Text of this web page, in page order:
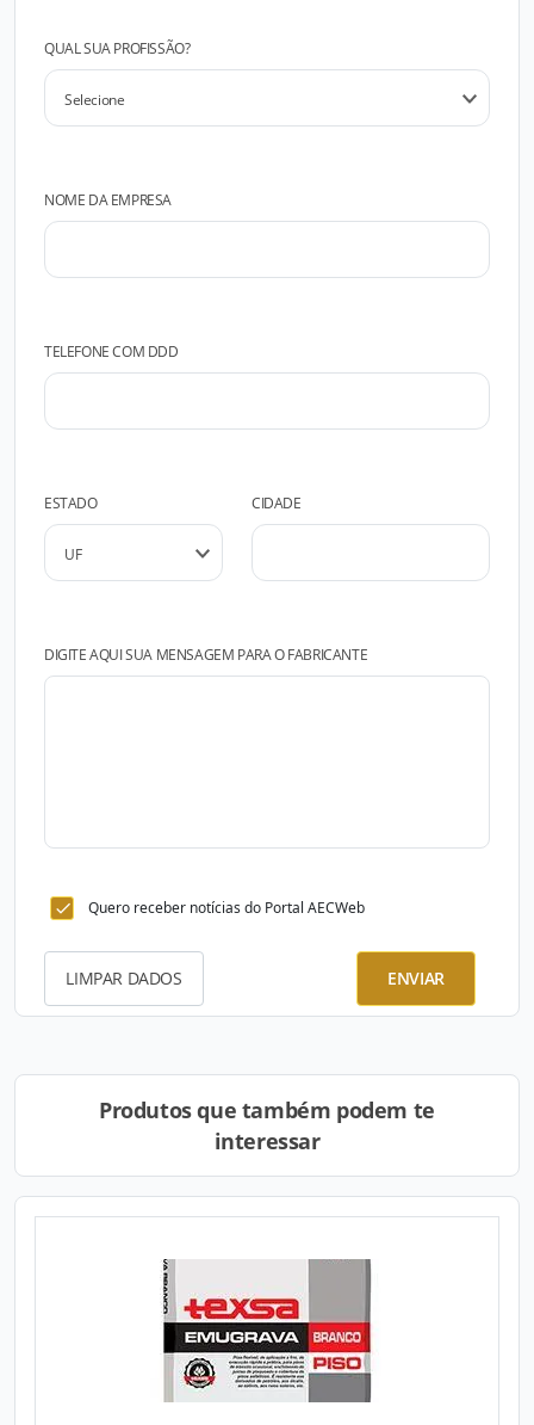
QUAL SUA PROFISSÃO?
NOME DA EMPRESA
TELEFONE COM DDD
ESTADO CIDADE
DIGITE AQUI SUA MENSAGEM PARA O FABRICANTE
Quero receber notícias do Portal AECWeb
LIMPAR DADOS ENVIAR
Produtos que também podem te
interessar